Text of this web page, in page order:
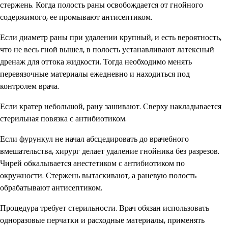
стержень. Когда полость раны освобождается от гнойного
содержимого, ее промывают антисептиком.
Если диаметр раны при удалении крупный, и есть вероятность,
что не весь гной вышел, в полость устанавливают латексный
дренаж для оттока жидкости. Тогда необходимо менять
перевязочные материалы ежедневно и находиться под
контролем врача.
Если кратер небольшой, рану зашивают. Сверху накладывается
стерильная повязка с антибиотиком.
Если фурункул не начал абсцедировать до врачебного
вмешательства, хирург делает удаление гнойника без разрезов.
Чирей обкалывается анестетиком с антибиотиком по
окружности. Стержень вытаскивают, а раневую полость
обрабатывают антисептиком.
Процедура требует стерильности. Врач обязан использовать
одноразовые перчатки и расходные материалы, применять